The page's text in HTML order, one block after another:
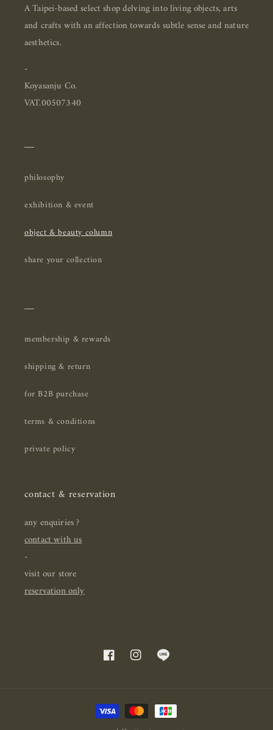
A Taipei-based select shop delving into living objects, arts
and crafts with an affection towards subtle sense and nature
aesthetics.
-
Koyasanju Co.
VAT.00507340
＿
philosophy
exhibition & event
object & beauty column
share your collection
＿
membership & rewards
shipping & return
for B2B purchase
terms & conditions
private policy
contact & reservation
any enquiries ?
contact with us
-
visit our store
reservation only
FacebookInstagramTranslation
TW.general.social.links.line
付
款